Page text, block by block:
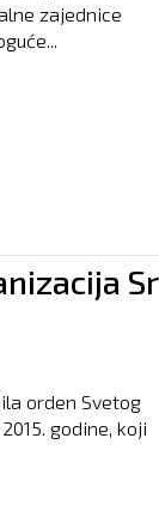
zajednice
orden Svetog
godine, koji